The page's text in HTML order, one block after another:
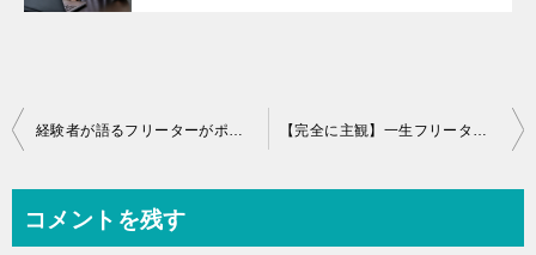
投
ビ
コメントを残す